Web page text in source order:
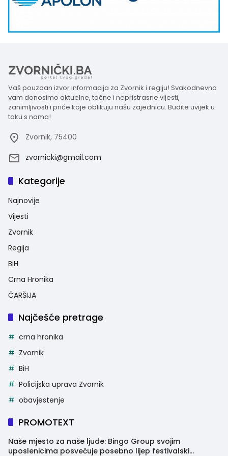
Vaš pouzdan izvor informacija za Zvornik i regiju! Svakodnevno
vam donosimo aktuelne, tačne i nepristrasne vijesti,
zanimljivosti i priče koje oblikuju našu zajednicu. Budite uvijek u
toku s nama!
Zvornik, 75400
zvornicki@gmail.com
Kategorije
Najnovije
Vijesti
Zvornik
Regija
BiH
Crna Hronika
ČARŠIJA
Najčešće pretrage
crna hronika
Zvornik
BiH
Policijska uprava Zvornik
obavjestenje
PROMOTEXT
Naše mjesto za naše ljude: Bingo Group svojim
uposlenicima posvećuje posebno lijep festivalski